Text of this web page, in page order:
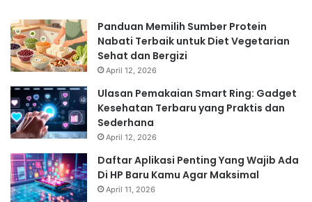
Panduan Memilih Sumber Protein
Nabati Terbaik untuk Diet Vegetarian
Sehat dan Bergizi
April 12, 2026
Ulasan Pemakaian Smart Ring: Gadget
Kesehatan Terbaru yang Praktis dan
Sederhana
April 12, 2026
Daftar Aplikasi Penting Yang Wajib Ada
Di HP Baru Kamu Agar Maksimal
April 11, 2026